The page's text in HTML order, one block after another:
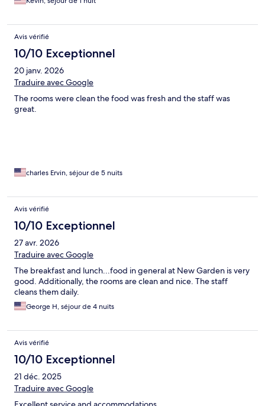
Avis vérifié
10/10 Exceptionnel
20 janv. 2026
Traduire avec Google
The rooms were clean the food was fresh and the staff was
great.
charles Ervin, séjour de 5 nuits
Avis vérifié
10/10 Exceptionnel
27 avr. 2026
Traduire avec Google
The breakfast and lunch...food in general at New Garden is very
good. Additionally, the rooms are clean and nice. The staff
cleans them daily.
George H, séjour de 4 nuits
Avis vérifié
10/10 Exceptionnel
21 déc. 2025
Traduire avec Google